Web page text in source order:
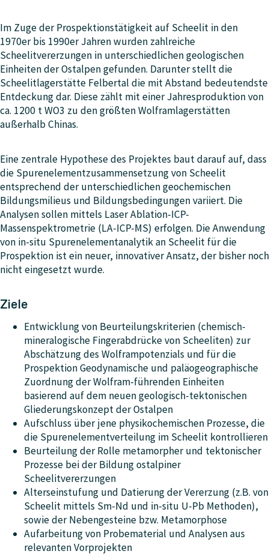
Im Zuge der Prospektionstätigkeit auf Scheelit in den
1970er bis 1990er Jahren wurden zahlreiche
Scheelitvererzungen in unterschiedlichen geologischen
Einheiten der Ostalpen gefunden. Darunter stellt die
Scheelitlagerstätte Felbertal die mit Abstand bedeutendste
Entdeckung dar. Diese zählt mit einer Jahresproduktion von
ca. 1200 t WO3 zu den größten Wolframlagerstätten
außerhalb Chinas.
Eine zentrale Hypothese des Projektes baut darauf auf, dass
die Spurenelementzusammensetzung von Scheelit
entsprechend der unterschiedlichen geochemischen
Bildungsmilieus und Bildungsbedingungen variiert. Die
Analysen sollen mittels Laser Ablation-ICP-
Massenspektrometrie (LA-ICP-MS) erfolgen. Die Anwendung
von in-situ Spurenelementanalytik an Scheelit für die
Prospektion ist ein neuer, innovativer Ansatz, der bisher noch
nicht eingesetzt wurde.
Ziele
Entwicklung von Beurteilungskriterien (chemisch-
mineralogische Fingerabdrücke von Scheeliten) zur
Abschätzung des Wolframpotenzials und für die
Prospektion Geodynamische und paläogeographische
Zuordnung der Wolfram-führenden Einheiten
basierend auf dem neuen geologisch-tektonischen
Gliederungskonzept der Ostalpen
Aufschluss über jene physikochemischen Prozesse, die
die Spurenelementverteilung im Scheelit kontrollieren
Beurteilung der Rolle metamorpher und tektonischer
Prozesse bei der Bildung ostalpiner
Scheelitvererzungen
Alterseinstufung und Datierung der Vererzung (z.B. von
Scheelit mittels Sm-Nd und in-situ U-Pb Methoden),
sowie der Nebengesteine bzw. Metamorphose
Aufarbeitung von Probematerial und Analysen aus
relevanten Vorprojekten